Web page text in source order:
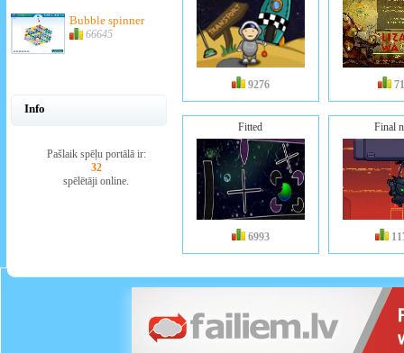
Bubble spinner
66645
Info
Pašlaik spēļu portālā ir:
32
spēlētāji online.
9276
Fitted
6993
Final